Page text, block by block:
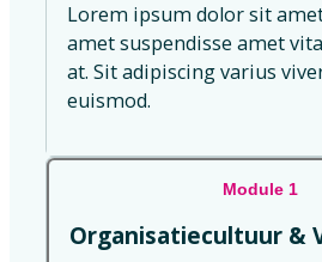
Lorem ipsum dolor sit
amet suspendisse amet
at. Sit adipiscing varius
euismod.
Module 1
Organisatiecultuur &